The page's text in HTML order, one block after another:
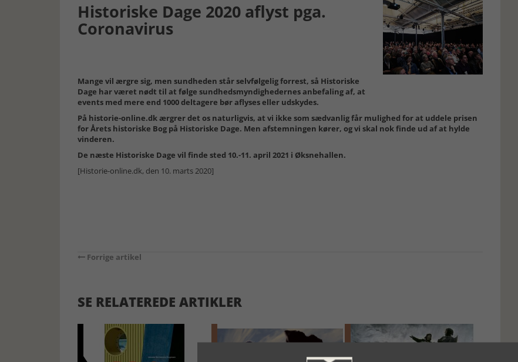
Historiske Dage 2020 aflyst pga.
Coronavirus
Mange vil ærgre sig, men sundheden står selvfølgelig forrest, så Historiske
Dage har været nødt til at følge sundhedsmyndighedernes anbefaling af, at
events med mere end 1000 deltagere bør aflyses eller udskydes.
På historie-online.dk ærgrer det os naturligvis, at vi ikke som sædvanlig får mulighed for at uddele prisen
for Årets historiske Bog på Historiske Dage. Men afstemningen kører, og vi skal nok finde ud af at hylde
vinderen.
De næste Historiske Dage vil finde sted 10.-11. april 2021 i Øksnehallen.
[Historie-online.dk, den 10. marts 2020]
Forrige artikel
SE RELATEREDE ARTIKLER